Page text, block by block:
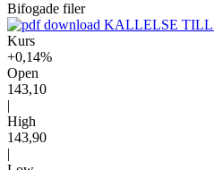
Bifogade filer
KALLELSE
Kurs
+0,14%
Open
143,10
|
High
143,90
|